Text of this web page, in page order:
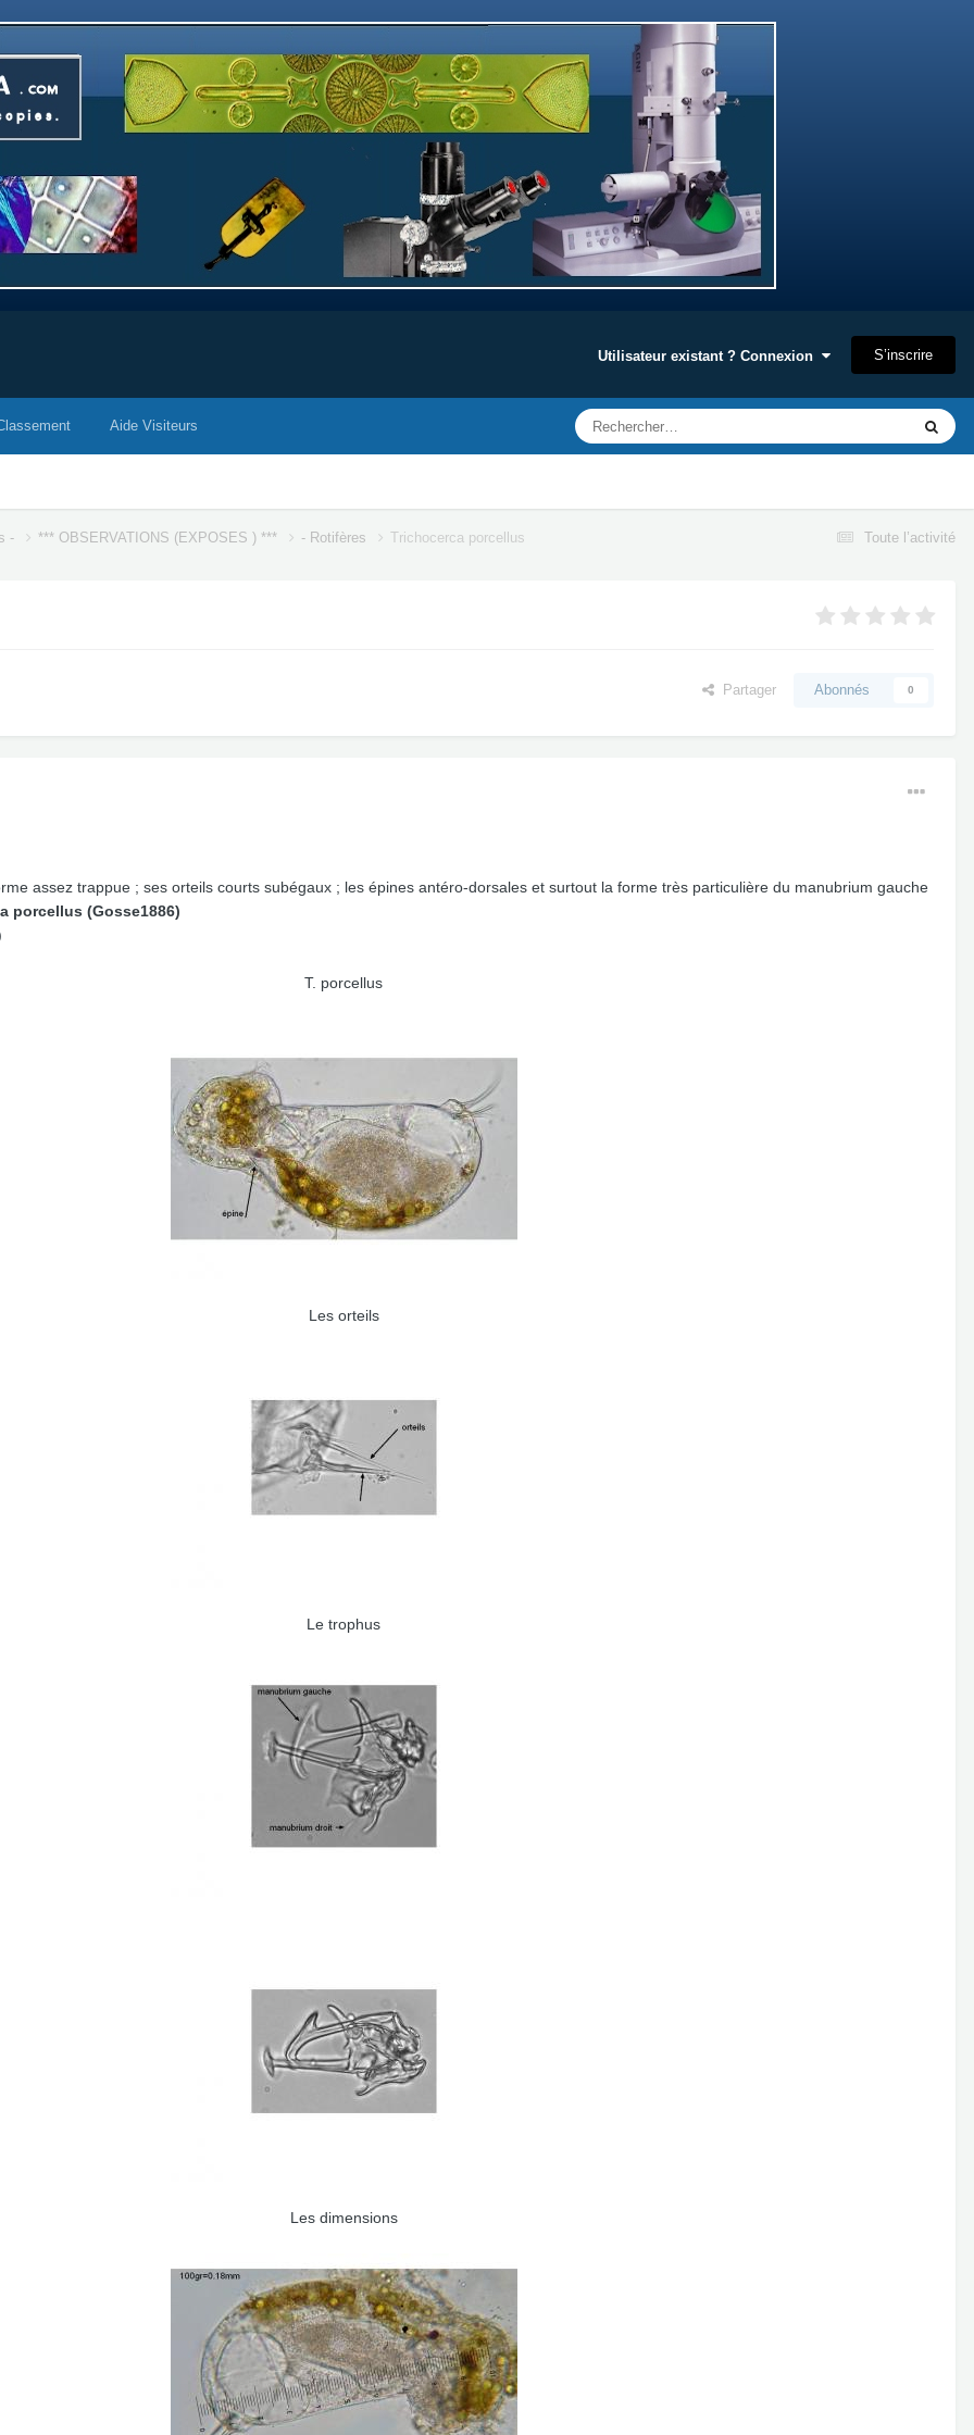
Utilisateur existant ? Connexion S’inscrire
Aide Visiteurs
Toute l’activité
- *** OBSERVATIONS (EXPOSES ) *** - Rotifères Trichocerca porcellus
Partager Abonnés 0
assez trappue ; ses orteils courts subégaux ; les épines antéro-dorsales et surtout la forme très particulière du manubrium gauche
porcellus (Gosse1886)
T. porcellus
Les orteils
Le trophus
Les dimensions